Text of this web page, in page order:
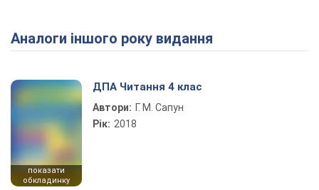
Play Video
Аналоги іншого року видання
показати
обкладинку
ДПА Читання 4 клас
Автори: Г. М. Сапун
Рік: 2018